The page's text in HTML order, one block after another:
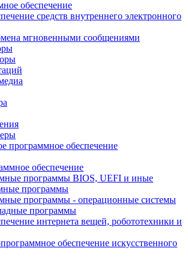
обеспечение
средств внутреннего электронного
мгновенными сообщениями
программное обеспечение
обеспечение
программы BIOS, UEFI и иные
программы
программы - операционные системы
программы
интернета вещей, робототехники и
обеспечение искусственного